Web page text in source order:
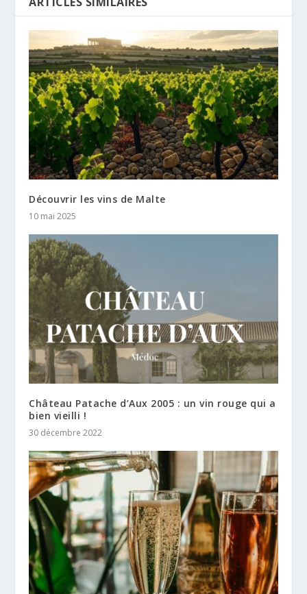
Découvrir les vins de Malte
10 mai 2025
Château Patache d’Aux 2005 : un vin rouge qui a
bien vieilli !
30 décembre 2022